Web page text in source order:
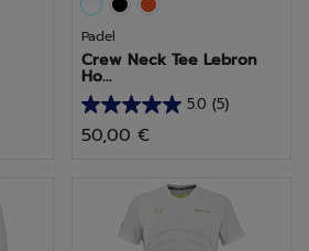
Padel
Crew Neck Tee Lebron
Ho...
5.0 (5)
5.0
sur
50,00 €